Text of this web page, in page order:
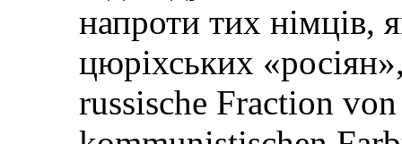
напроти тих німців,
цюріхських
russische Fraction